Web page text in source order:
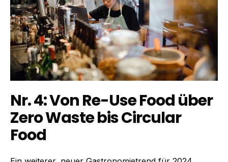
Nr. 4: Von Re-Use Food über
Zero Waste bis Circular
Food